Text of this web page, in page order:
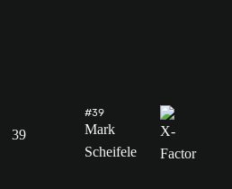
39
#39
Mark
Scheifele